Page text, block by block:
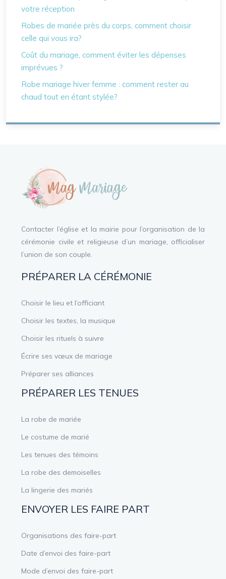
votre réception
Robes de mariée près du corps, comment choisir
celle qui vous ira?
Coût du mariage, comment éviter les dépenses
imprévues ?
Robe mariage hiver femme : comment rester au
chaud tout en étant stylée?
Contacter l’église et la mairie pour l’organisation de la
cérémonie civile et religieuse d’un mariage, officialiser
l’union de son couple.
PRÉPARER LA CÉRÉMONIE
Choisir le lieu et l’officiant
Choisir les textes, la musique
Choisir les rituels à suivre
Écrire ses vœux de mariage
Préparer ses alliances
PRÉPARER LES TENUES
La robe de mariée
Le costume de marié
Les tenues des témoins
La robe des demoiselles
La lingerie des mariés
ENVOYER LES FAIRE PART
Organisations des faire-part
Date d’envoi des faire-part
Mode d’envoi des faire-part